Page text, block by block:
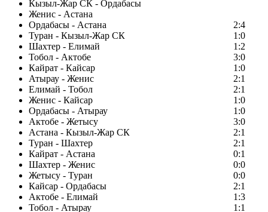
Кызыл-Жар СК - Ордабасы
Женис - Астана
Ордабасы - Астана
2:4
Туран - Кызыл-Жар СК
1:0
Шахтер - Елимай
1:2
Тобол - Актобе
3:0
Кайрат - Кайсар
1:0
Атырау - Женис
2:1
Елимай - Тобол
2:1
Женис - Кайсар
1:0
Ордабасы - Атырау
1:0
Актобе - Жетысу
3:0
Астана - Кызыл-Жар СК
2:1
Туран - Шахтер
2:1
Кайрат - Астана
0:1
Шахтер - Женис
0:0
Жетысу - Туран
0:0
Кайсар - Ордабасы
2:1
Актобе - Елимай
1:3
Тобол - Атырау
1:1